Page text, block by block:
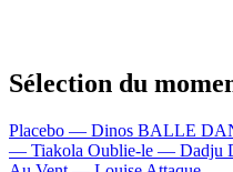
Sélection du
Placebo — Dinos BALLE
— Tiakola Oublie-le — Dadju